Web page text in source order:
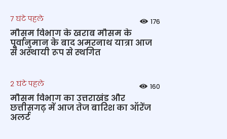
7 घंटे पहले 176
मौसम विभाग के खराब मौसम के
पूर्वानुमान के बाद अमरनाथ यात्रा आज
से अस्थायी रूप से स्थगित
2 घंटे पहले 160
मौसम विभाग का उत्तराखंड और
छत्तीसगढ़ में आज तेज बारिश का ऑरेंज
अलर्ट